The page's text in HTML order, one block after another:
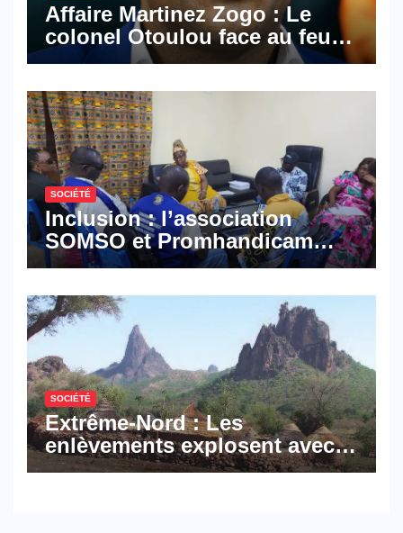
Affaire Martinez Zogo : Le
colonel Otoulou face au feu
croisé des avocats de la
SOCIÉTÉ
Inclusion : l’association
SOMSO et Promhandicam
militent en faveur d’une
hôtellerie-restauration
SOCIÉTÉ
Extrême-Nord : Les
enlèvements explosent avec
308 victimes en trois mois